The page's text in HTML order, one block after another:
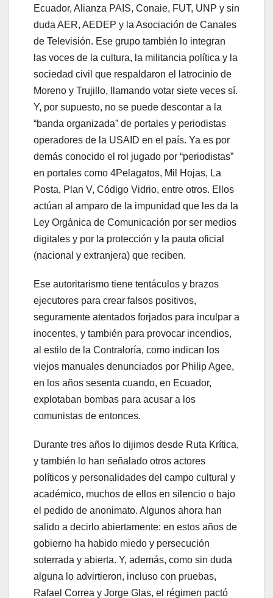
Ecuador, Alianza PAIS, Conaie, FUT, UNP y sin
duda AER, AEDEP y la Asociación de Canales
de Televisión. Ese grupo también lo integran
las voces de la cultura, la militancia política y la
sociedad civil que respaldaron el latrocinio de
Moreno y Trujillo, llamando votar siete veces sí.
Y, por supuesto, no se puede descontar a la
“banda organizada” de portales y periodistas
operadores de la USAID en el país. Ya es por
demás conocido el rol jugado por “periodistas”
en portales como 4Pelagatos, Mil Hojas, La
Posta, Plan V, Código Vidrio, entre otros. Ellos
actúan al amparo de la impunidad que les da la
Ley Orgánica de Comunicación por ser medios
digitales y por la protección y la pauta oficial
(nacional y extranjera) que reciben.
Ese autoritarismo tiene tentáculos y brazos
ejecutores para crear falsos positivos,
seguramente atentados forjados para inculpar a
inocentes, y también para provocar incendios,
al estilo de la Contraloría, como indican los
viejos manuales denunciados por Philip Agee,
en los años sesenta cuando, en Ecuador,
explotaban bombas para acusar a los
comunistas de entonces.
Durante tres años lo dijimos desde Ruta Krítica,
y también lo han señalado otros actores
políticos y personalidades del campo cultural y
académico, muchos de ellos en silencio o bajo
el pedido de anonimato. Algunos ahora han
salido a decirlo abiertamente: en estos años de
gobierno ha habido miedo y persecución
soterrada y abierta. Y, además, como sin duda
alguna lo advirtieron, incluso con pruebas,
Rafael Correa y Jorge Glas, el régimen pactó